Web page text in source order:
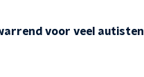
voor veel autisten